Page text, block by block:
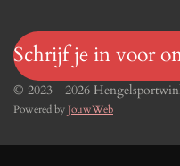
Schrijf je in voor
© 2023 - 2026
Powered byJouwWeb